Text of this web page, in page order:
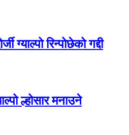
ग्याल्पो रिन्पोछेको गद्दी
ल्होसार मनाउने